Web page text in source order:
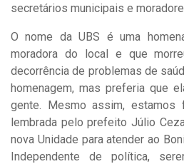
secretários municipais e
O nome da UBS é uma
moradora do local e que
decorrência de problemas de
homenagem, mas preferia que
gente. Mesmo assim,
lembrada pelo prefeito Júlio
nova Unidade para atender ao
Independente de política,